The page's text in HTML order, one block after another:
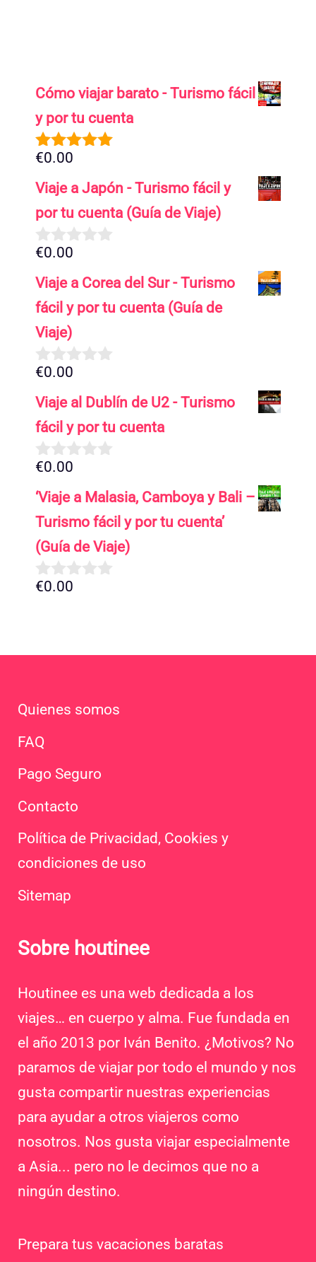
Cómo viajar barato - Turismo fácil
y por tu cuenta
5.00de 5
€0.00
Viaje a Japón - Turismo fácil y
por tu cuenta (Guía de Viaje)
0
e
5
€0.00
Viaje a Corea del Sur - Turismo
fácil y por tu cuenta (Guía de
Viaje)
0
e
5
€0.00
Viaje al Dublín de U2 - Turismo
fácil y por tu cuenta
0
e
5
€0.00
‘Viaje a Malasia, Camboya y Bali –
Turismo fácil y por tu cuenta’
(Guía de Viaje)
0
€0.00
Quienes somos
FAQ
Pago Seguro
Contacto
Política de Privacidad, Cookies y
condiciones de uso
Sitemap
Sobre houtinee
Houtinee es una web dedicada a los
viajes… en cuerpo y alma. Fue fundada en
el año 2013 por Iván Benito. ¿Motivos? No
paramos de viajar por todo el mundo y nos
gusta compartir nuestras experiencias
para ayudar a otros viajeros como
nosotros. Nos gusta viajar especialmente
a Asia... pero no le decimos que no a
ningún destino.
Prepara tus vacaciones baratas